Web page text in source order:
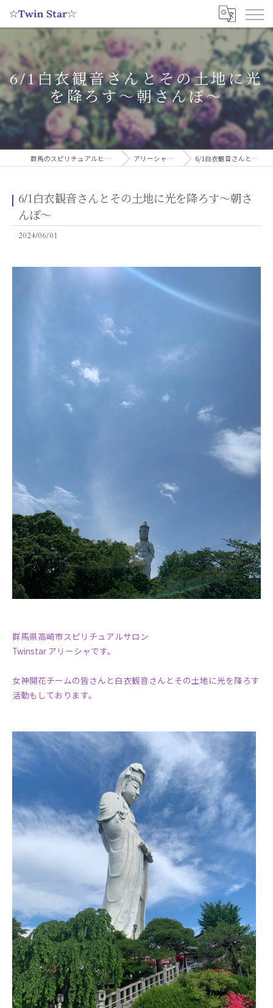
6/1白衣観音さんとその土地に光
を降ろす〜朝さんぽ〜
群馬のスピリチュアルヒーリングサロンなら実績多数の☆Twin Star☆ アリーシャのスピリチュアルブログ 6/1白衣観音さんとその土地に光を降ろす〜朝さんぽ〜
6/1白衣観音さんとその土地に光を降ろす〜朝さ
んぽ〜
2024/06/01
群馬県高崎市スピリチュアルサロン
Twinstar アリーシャです。
女神開花チームの皆さんと白衣観音さんとその土地に光を降ろす
活動もしております。